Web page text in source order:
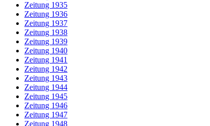
Zeitung 1935
Zeitung 1936
Zeitung 1937
Zeitung 1938
Zeitung 1939
Zeitung 1940
Zeitung 1941
Zeitung 1942
Zeitung 1943
Zeitung 1944
Zeitung 1945
Zeitung 1946
Zeitung 1947
Zeitung 1948